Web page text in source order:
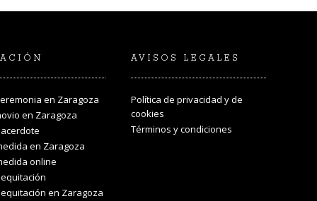
en Zaragoza
en Zaragoza
en Zaragoza
online
en Zaragoza
AVISOS LEGALES
Política de privacidad y de
cookies
Términos y condiciones